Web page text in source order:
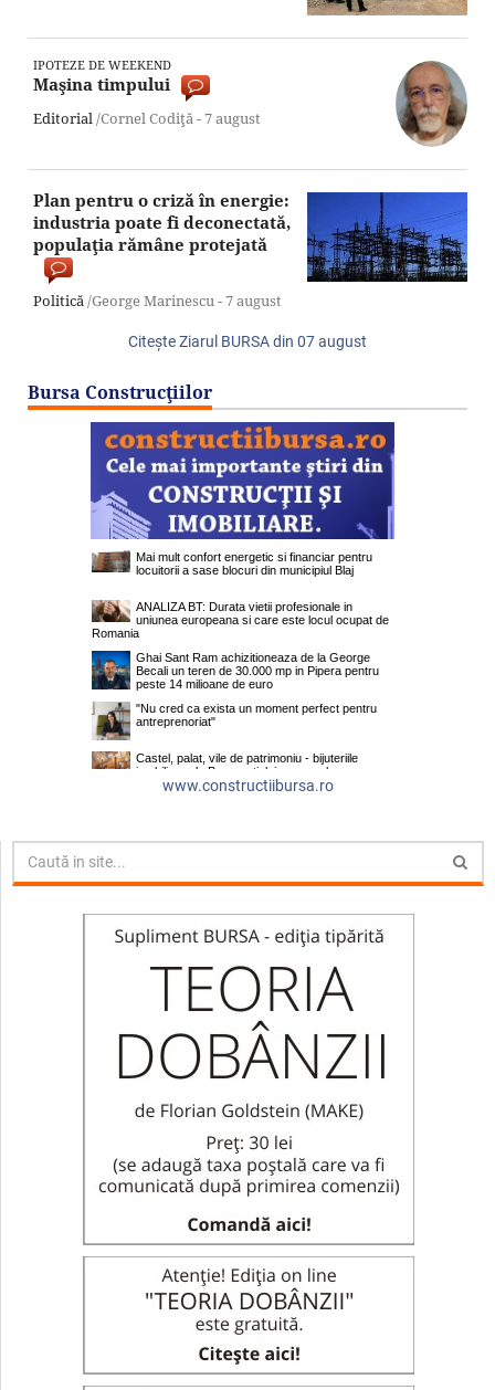
IPOTEZE DE WEEKEND
Maşina timpului
Editorial/Cornel Codiţă -7 august
Plan pentru o criză în energie:
industria poate fi deconectată,
populaţia rămâne protejată
Politică/George Marinescu -7 august
Citeşte Ziarul BURSA din 07 august
Bursa Construcţiilor
www.constructiibursa.ro